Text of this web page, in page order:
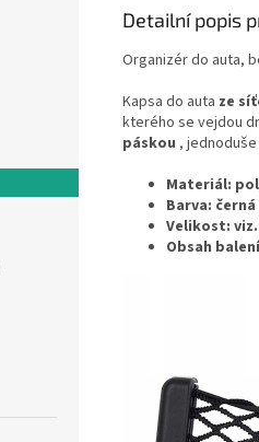
Detailní popis
Organizér do auta,
Kapsa do auta ze
kterého se vejdou
páskou ,
Materiál:
Barva: černá
Velikost:
Obsah